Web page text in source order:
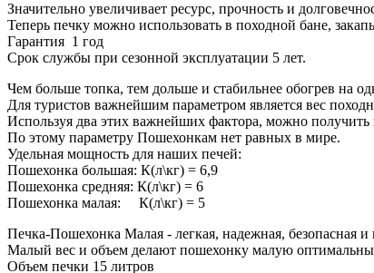
Значительно увеличивает ресурс, прочность и
Теперь печку можно использовать в походной бане,
Гарантия 1 год
Срок службы при сезонной эксплуатации 5 лет.
Чем больше топка, тем дольше и стабильнее обогрев на
Для туристов важнейшим параметром является вес
Используя два этих важнейших фактора, можно
По этому параметру Пошехонкам нет равных в мире.
Удельная мощность для наших печей:
Пошехонка большая: К(л\кг) = 6,9
Пошехонка средняя: К(л\кг) = 6
Пошехонка малая: К(л\кг) = 5
Печка-Пошехонка Малая - легкая, надежная, безопасная
Малый вес и объем делают пошехонку малую
Объем печки 15 литров